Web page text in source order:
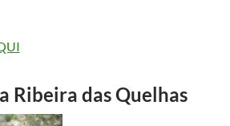
Ribeira das Quelhas